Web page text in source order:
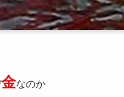
金なのか